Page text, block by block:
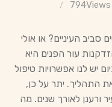
794Views
העיניים? או אולי
עור הפנים היא
יש לנו אפשרויות טיפול
התהליך. יתר על כן,
ורענן לאורך שנים. מה